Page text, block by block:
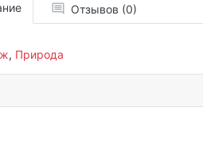
Отзывов (0)
, Природа